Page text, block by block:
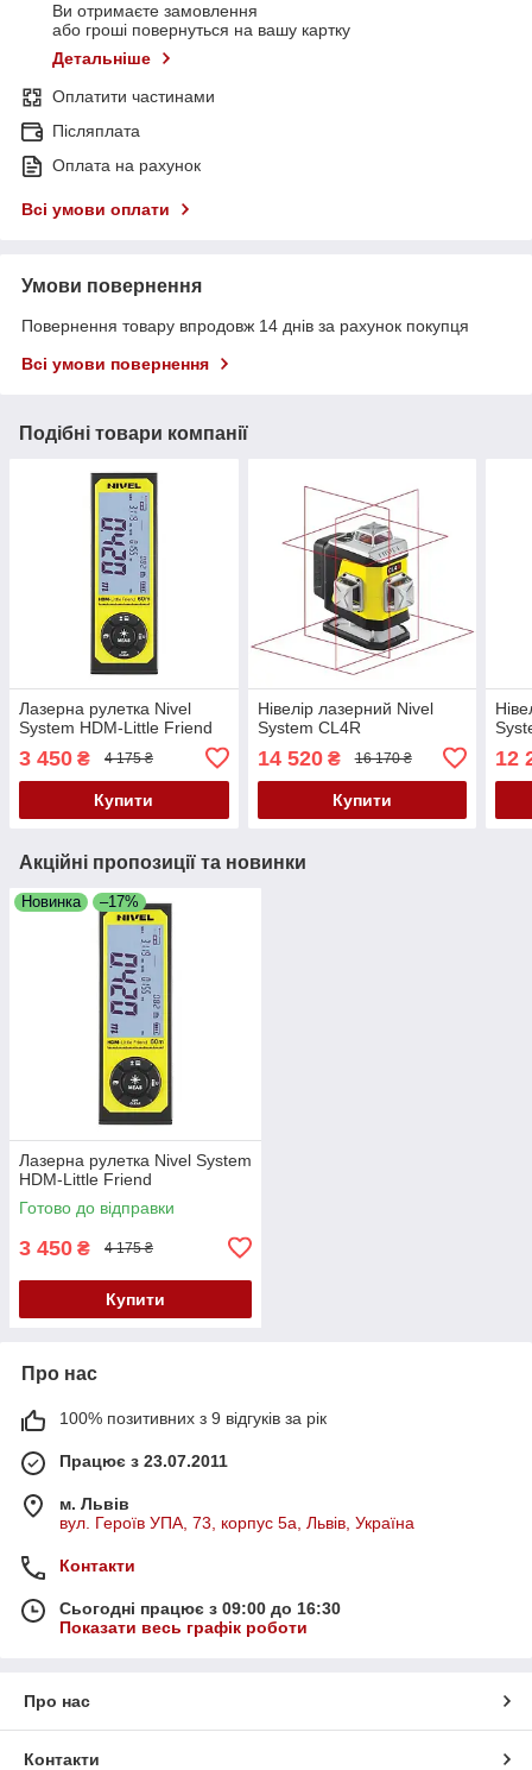
Ви отримаєте замовлення
або гроші повернуться на вашу картку
Детальніше
Оплатити частинами
Післяплата
Оплата на рахунок
Всі умови оплати
Умови повернення
Повернення товару впродовж 14 днів за рахунок покупця
Всі умови повернення
Подібні товари компанії
Лазерна рулетка Nivel
System HDM-Little Friend
3 450 ₴ 4 175 ₴
Купити
Нівелір лазерний Nivel
System CL4R
14 520₴ 16 170 ₴
Купити
12
Акційні пропозиції та новинки
Новинка –17%
Лазерна рулетка Nivel System
HDM-Little Friend
Готово до відправки
3 450 ₴ 4 175 ₴
Купити
Про нас
100% позитивних з 9 відгуків за рік
Працює з 23.07.2011
м. Львів
вул. Героїв УПА, 73, корпус 5а, Львів, Україна
Контакти
Сьогодні працює з 09:00 до 16:30
Показати весь графік роботи
Про нас
Контакти